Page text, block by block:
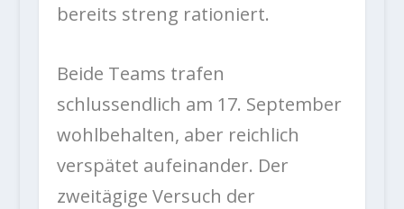
bereits streng rationiert.
Beide Teams trafen
schlussendlich am 17. September
wohlbehalten, aber reichlich
verspätet aufeinander. Der
zweitägige Versuch der